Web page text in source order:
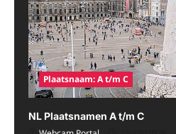
Plaatsnaam: A t/m C
NL Plaatsnamen A t/m C